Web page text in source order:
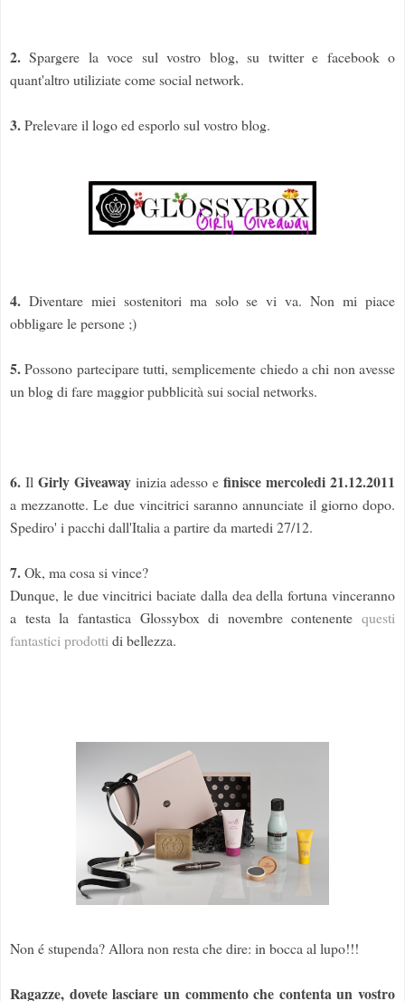
2. Spargere la voce sul vostro blog, su twitter e facebook o
quant'altro utiliziate come social network.
3.Prelevare il logo ed esporlo sul vostro blog.
4. Diventare miei sostenitori ma solo se vi va. Non mi piace
obbligare le persone ;)
5.Possono partecipare tutti, semplicemente chiedo a chi non avesse
un blog di fare maggior pubblicità sui social networks.
6. Il Girly Giveawayinizia adesso efinisce mercoledi 21.12.2011
a mezzanotte. Le due vincitrici saranno annunciate il giorno dopo.
Spediro' i pacchi dall'Italia a partire da martedi 27/12.
7.Ok, ma cosa si vince?
Dunque, le due vincitrici baciate dalla dea della fortuna vinceranno
a testa la fantastica Glossybox di novembre contenente questi
fantastici prodottidi bellezza.
Non é stupenda? Allora non resta che dire: in bocca al lupo!!!
Ragazze, dovete lasciare un commento che contenta un vostro